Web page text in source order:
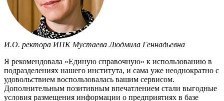
И.О. ректора ИПК Мустаева Людмила Геннадьевна
Я рекомендовала «Единую справочную» к использованию в
подразделениях нашего института, и сама уже неоднократно с
удовольствием воспользовалась вашим сервисом.
Дополнительным позитивным впечатлением стали выгодные
условия размещения информации о предприятиях в базе